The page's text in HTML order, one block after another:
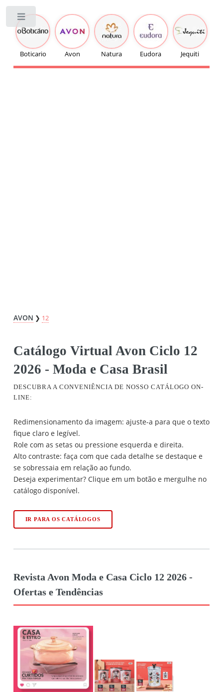
Boticario Avon Natura Eudora Jequiti
AVON ❯ 12
Catálogo Virtual Avon Ciclo 12
2026 - Moda e Casa Brasil
DESCUBRA A CONVENIÊNCIA DE NOSSO CATÁLOGO ON-
LINE:
Redimensionamento da imagem: ajuste-a para que o texto
fique claro e legível.
Role com as setas ou pressione esquerda e direita.
Alto contraste: faça com que cada detalhe se destaque e
se sobressaia em relação ao fundo.
Deseja experimentar? Clique em um botão e mergulhe no
catálogo disponível.
IR PARA OS CATÁLOGOS
Revista Avon Moda e Casa Ciclo 12 2026 -
Ofertas e Tendências
Toggle